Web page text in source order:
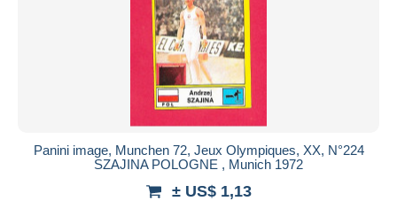
Panini image, Munchen 72, Jeux Olympiques, XX, N°224
SZAJINA POLOGNE , Munich 1972
± US$ 1,13